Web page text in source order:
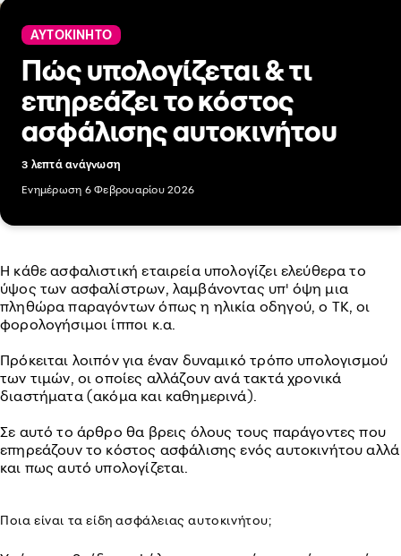
ΑΥΤΟΚΙΝΗΤΟ
Πώς υπολογίζεται & τι
επηρεάζει το κόστος
ασφάλισης αυτοκινήτου
3 λεπτά ανάγνωση
Ενημέρωση 6 Φεβρουαρίου 2026
Η κάθε ασφαλιστική εταιρεία υπολογίζει ελεύθερα το
ύψος των ασφαλίστρων, λαμβάνοντας υπ' όψη μια
πληθώρα παραγόντων όπως η ηλικία οδηγού, ο ΤΚ, οι
φορολογήσιμοι ίπποι κ.α.
Πρόκειται λοιπόν για έναν δυναμικό τρόπο υπολογισμού
των τιμών, οι οποίες αλλάζουν ανά τακτά χρονικά
διαστήματα (ακόμα και καθημερινά).
Σε αυτό το άρθρο θα βρεις όλους τους παράγοντες που
επηρεάζουν το κόστος ασφάλισης ενός αυτοκινήτου αλλά
και πως αυτό υπολογίζεται.
Ποια είναι τα είδη ασφάλειας αυτοκινήτου;